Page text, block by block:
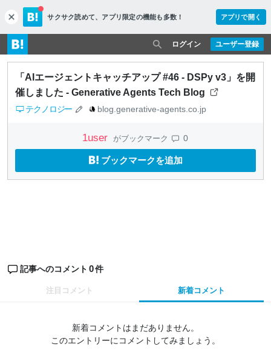
c
l
o
s
e
サクサク読めて、 アプリ限定の機能も多数！ アプリで開く
ユーザー登録
ログイン
「AIエージェントキャッチアップ #46 - DSPy v3」を開
催しました - Generative Agents Tech Blog
テクノロジー blog.generative-agents.co.jp
1user がブックマーク 0
ブックマークを追加
記事へのコメント 0件
注目コメント 新着コメント
新着コメントはまだありません。
このエントリーにコメントしてみましょう。